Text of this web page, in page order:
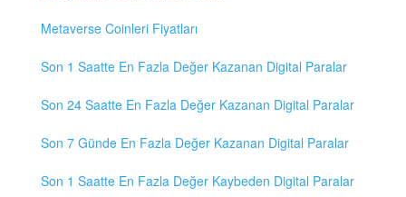
Metaverse Coinleri Fiyatları
Son 1 Saatte En Fazla Değer Kazanan Digital Paralar
Son 24 Saatte En Fazla Değer Kazanan Digital Paralar
Son 7 Günde En Fazla Değer Kazanan Digital Paralar
Son 1 Saatte En Fazla Değer Kaybeden Digital Paralar